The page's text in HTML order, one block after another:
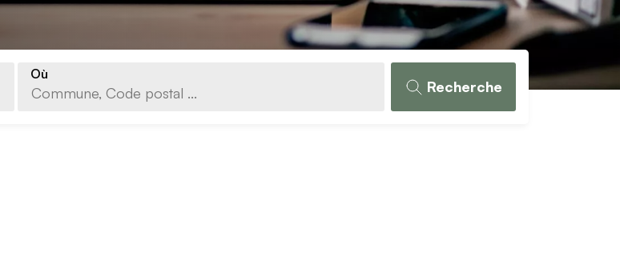
Où
Recherche